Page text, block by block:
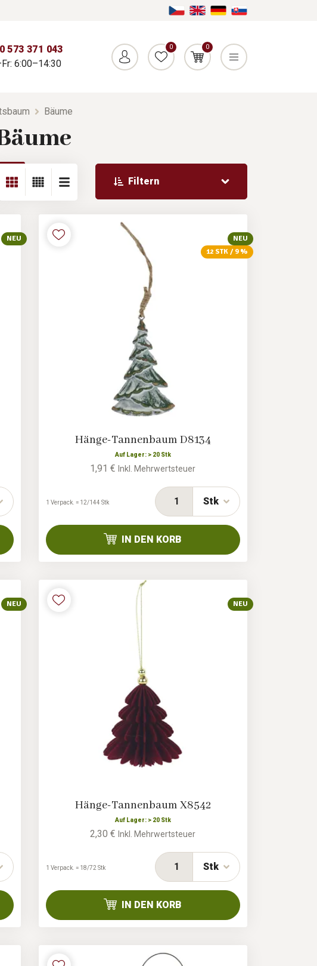
573 371 043
6:00–14:30
0 0
Bäume
Filtern
NEU
NEU
12 STK / 9 %
Hänge-Tannenbaum D8134
Auf Lager: > 20 Stk
1,91 €Inkl. Mehrwertsteuer
Stk
1 Verpack. = 12/144 Stk
IN DEN KORB
NEU NEU
Hänge-Tannenbaum X8542
Auf Lager: > 20 Stk
2,30 €Inkl. Mehrwertsteuer
Stk
1 Verpack. = 18/72 Stk
IN DEN KORB